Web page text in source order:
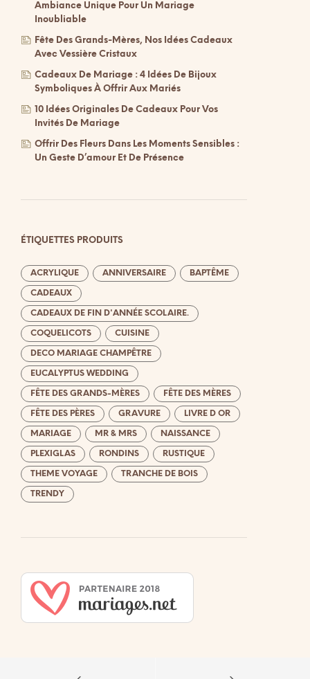
Ambiance Unique Pour Un Mariage
Inoubliable
Fête Des Grands-Mères, Nos Idées Cadeaux
Avec Vessière Cristaux
Cadeaux De Mariage : 4 Idées De Bijoux
Symboliques À Offrir Aux Mariés
10 Idées Originales De Cadeaux Pour Vos
Invités De Mariage
Offrir Des Fleurs Dans Les Moments Sensibles :
Un Geste D’amour Et De Présence
ÉTIQUETTES PRODUITS
ACRYLIQUE ANNIVERSAIRE BAPTÊME
CADEAUX
CADEAUX DE FIN D'ANNÉE SCOLAIRE.
COQUELICOTS CUISINE
DECO MARIAGE CHAMPÊTRE
EUCALYPTUS WEDDING
FÊTE DES GRANDS-MÈRES FÊTE DES MÈRES
FÊTE DES PÈRES GRAVURE LIVRE D OR
MARIAGE MR & MRS NAISSANCE
PLEXIGLAS RONDINS RUSTIQUE
THEME VOYAGE TRANCHE DE BOIS
TRENDY